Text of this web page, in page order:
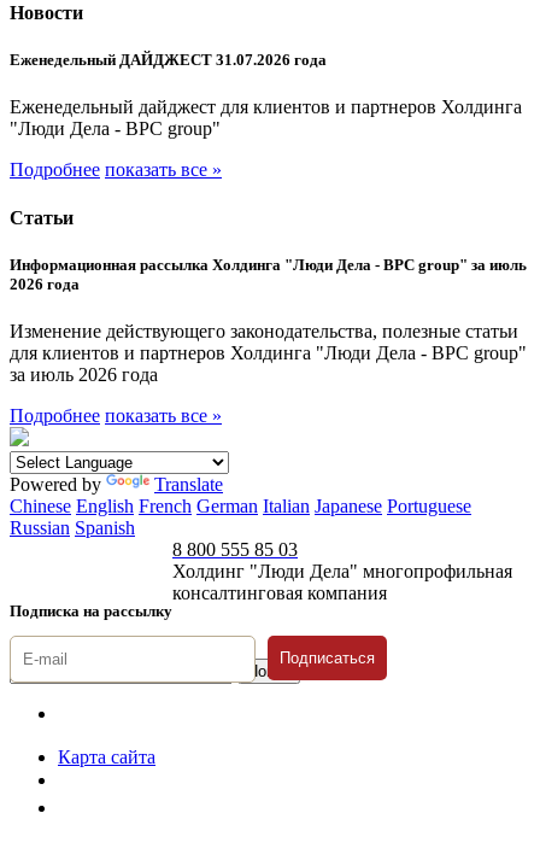
Новости
Еженедельный ДАЙДЖЕСТ 31.07.2026 года
Еженедельный дайджест для клиентов и партнеров Холдинга
"Люди Дела - BPC group"
Подробнее показать все »
Статьи
Информационная рассылка Холдинга "Люди Дела - BPC group" за июль
2026 года
Изменение действующего законодательства, полезные статьи
для клиентов и партнеров Холдинга "Люди Дела - BPC group"
за июль 2026 года
Подробнее показать все »
Powered by
Translate
Chinese English French German Italian Japanese Portuguese
Russian Spanish
Подписка на рассылку
8 800 555 85 03
Холдинг "Люди Дела" многопрофильная
консалтинговая компания
Подписаться
Карта сайта